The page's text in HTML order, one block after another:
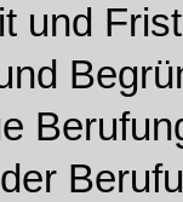
und